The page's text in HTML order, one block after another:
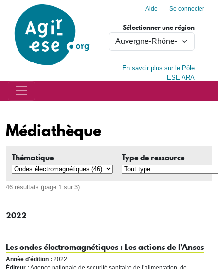
Aller au contenu principal
Aide Se connecter
Sélectionner une région
En savoir plus sur le Pôle
ESE ARA
Médiathèque
Thématique Type de ressource
46 résultats (page 1 sur 3)
2022
Les ondes électromagnétiques : Les actions de l'Anses
Année d'édition : 2022
Éditeur : Agence nationale de sécurité sanitaire de l’alimentation, de